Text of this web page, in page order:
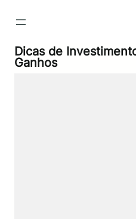
para
conteúdo
Dicas de
Ganhos